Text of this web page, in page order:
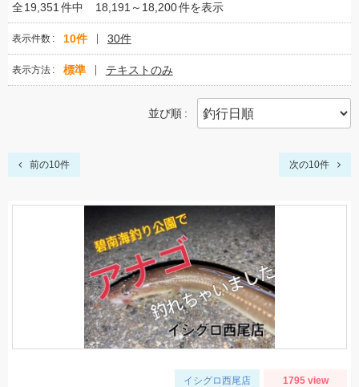
全19,351 件中 18,191～18,200件を表示
表示件数 10件 30件
表示方法 標準 テキストのみ
並び順
前の10件 次の10件
イシグロ西尾店 1795 view